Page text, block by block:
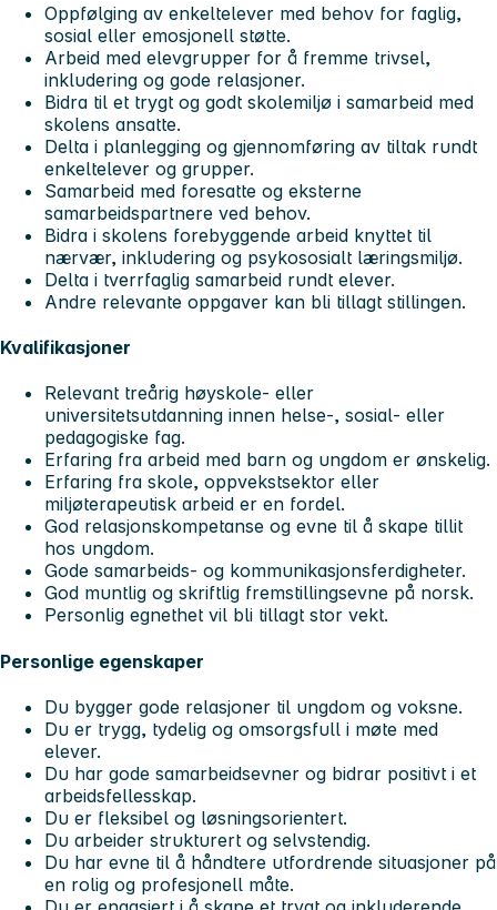
Oppfølging av enkeltelever med behov for faglig,
sosial eller emosjonell støtte.
Arbeid med elevgrupper for å fremme trivsel,
inkludering og gode relasjoner.
Bidra til et trygt og godt skolemiljø i samarbeid med
skolens ansatte.
Delta i planlegging og gjennomføring av tiltak rundt
enkeltelever og grupper.
Samarbeid med foresatte og eksterne
samarbeidspartnere ved behov.
Bidra i skolens forebyggende arbeid knyttet til
nærvær, inkludering og psykososialt læringsmiljø.
Delta i tverrfaglig samarbeid rundt elever.
Andre relevante oppgaver kan bli tillagt stillingen.
Kvalifikasjoner
Relevant treårig høyskole- eller
universitetsutdanning innen helse-, sosial- eller
pedagogiske fag.
Erfaring fra arbeid med barn og ungdom er ønskelig.
Erfaring fra skole, oppvekstsektor eller
miljøterapeutisk arbeid er en fordel.
God relasjonskompetanse og evne til å skape tillit
hos ungdom.
Gode samarbeids- og kommunikasjonsferdigheter.
God muntlig og skriftlig fremstillingsevne på norsk.
Personlig egnethet vil bli tillagt stor vekt.
Personlige egenskaper
Du bygger gode relasjoner til ungdom og voksne.
Du er trygg, tydelig og omsorgsfull i møte med
elever.
Du har gode samarbeidsevner og bidrar positivt i et
arbeidsfellesskap.
Du er fleksibel og løsningsorientert.
Du arbeider strukturert og selvstendig.
Du har evne til å håndtere utfordrende situasjoner på
en rolig og profesjonell måte.